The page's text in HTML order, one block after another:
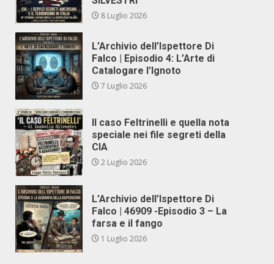
8 Luglio 2026
L’Archivio dell’Ispettore Di
Falco | Episodio 4: L’Arte di
Catalogare l’Ignoto
7 Luglio 2026
Il caso Feltrinelli e quella nota
speciale nei file segreti della
CIA
2 Luglio 2026
L’Archivio dell’Ispettore Di
Falco | 46909 -Episodio 3 – La
farsa e il fango
1 Luglio 2026